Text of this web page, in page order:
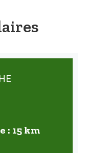
: 15 km